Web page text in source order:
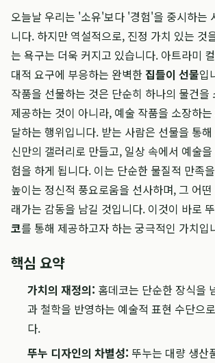
오늘날 우리는 '소유'보다 '경험'을 중시하는
니다. 하지만 역설적으로, 진정 가치 있는 것
는 욕구는 더욱 커지고 있습니다. 아트라미
대적 요구에 부응하는 완벽한 집들이 선물입
작품을 선물하는 것은 단순히 하나의 물건을
제공하는 것이 아니라, 예술 작품을 소장하
달하는 행위입니다. 받는 사람은 선물을 통
신만의 갤러리로 만들고, 일상 속에서 예술
험을 하게 됩니다. 이는 단순한 물질적 만족
높이는 정신적 풍요로움을 선사하며, 그 어
래가는 감동을 남길 것입니다. 이것이 바로
코를 통해 제공하고자 하는 궁극적인 가치입
핵심 요약
가치의 재정의: 홈데코는 단순한 장식을
과 철학을 반영하는 예술적 표현 수단으
다.
뚜누 디자인의 차별성: 뚜누는 대량 생산